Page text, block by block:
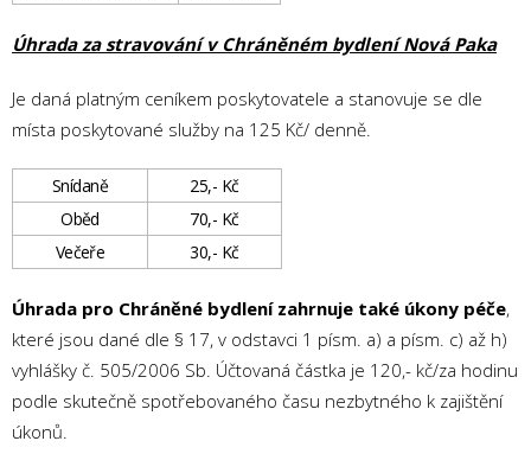
Úhrada za stravování v Chráněném bydlení Nová Paka
Je daná platným ceníkem poskytovatele a stanovuje se dle
místa poskytované služby na 125 Kč/ denně.
Snídaně
25,- Kč
Oběd
70,- Kč
Večeře
30,- Kč
Úhrada pro Chráněné bydlení zahrnuje také úkony péče,
které jsou dané dle § 17, v odstavci 1 písm. a) a písm. c) až h)
vyhlášky č. 505/2006 Sb. Účtovaná částka je 120,- kč/za hodinu
podle skutečně spotřebovaného času nezbytného k zajištění
úkonů.